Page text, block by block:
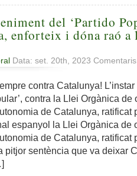
del ‘Partido
enforteix i dóna raó a
Data: set. 20th, 2023
contra Catalunya! L’instar
contra la Llei Orgànica
de Catalunya,
espanyol la Llei Orgànica de
de Catalunya,
pitjor sentència que va deixar